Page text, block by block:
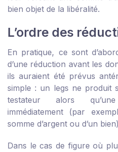
bien objet de la libéralité.
L’ordre des
En pratique, ce sont
d’une réduction avant les
ils auraient été prévus
simple : un legs ne produit
testateur alors
immédiatement (par
somme d’argent ou d’un
Dans le cas de figure où